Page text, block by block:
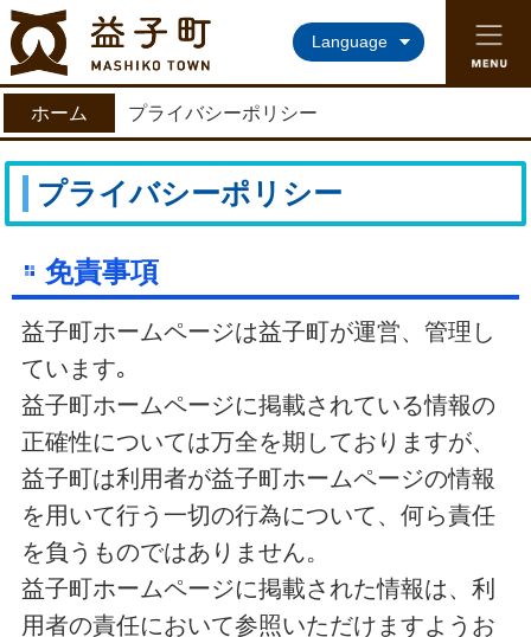
益子町ホームページ
Language
ホーム プライバシーポリシー
プライバシーポリシー
免責事項
益子町ホームページは益子町が運営、管理し
ています｡
益子町ホームページに掲載されている情報の
正確性については万全を期しておりますが、
益子町は利用者が益子町ホームページの情報
を用いて行う一切の行為について、何ら責任
を負うものではありません。
益子町ホームページに掲載された情報は、利
用者の責任において参照いただけますようお